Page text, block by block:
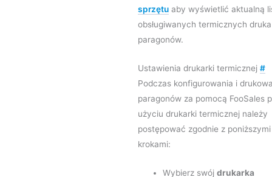
sprzętu aby wyświetlić aktualną
obsługiwanych termicznych
paragonów.
Ustawienia drukarki termicznej #
Podczas konfigurowania i
paragonów za pomocą FooSales
użyciu drukarki termicznej należy
postępować zgodnie z poniższymi
krokami:
Wybierz swójdrukarka